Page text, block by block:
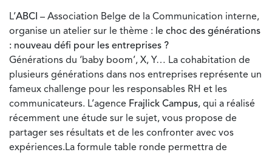
L’ABCI – Association Belge de la Communication interne,
organise un atelier sur le thème : le choc des générations
: nouveau défi pour les entreprises ?
Générations du ‘baby boom’, X, Y… La cohabitation de
plusieurs générations dans nos entreprises représente un
fameux challenge pour les responsables RH et les
communicateurs. L’agence Frajlick Campus, qui a réalisé
récemment une étude sur le sujet, vous propose de
partager ses résultats et de les confronter avec vos
expériences.La formule table ronde permettra de